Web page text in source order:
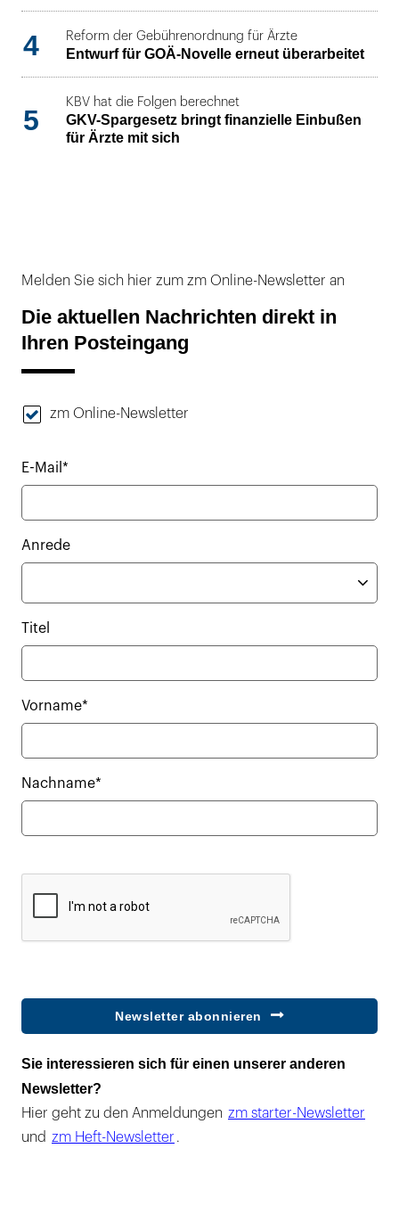
4 Reform der Gebührenordnung für Ärzte
Entwurf für GOÄ-Novelle erneut überarbeitet
5
KBV hat die Folgen berechnet
GKV-Spargesetz bringt finanzielle Einbußen
für Ärzte mit sich
Melden Sie sich hier zum zm Online-Newsletter an
Die aktuellen Nachrichten direkt in
Ihren Posteingang
zm Online-Newsletter
E-Mail*
Anrede
Titel
Vorname*
Nachname*
Newsletter abonnieren
Sie interessieren sich für einen unserer anderen
Newsletter?
Hier geht zu den Anmeldungen zm starter-Newsletter
und zm Heft-Newsletter .